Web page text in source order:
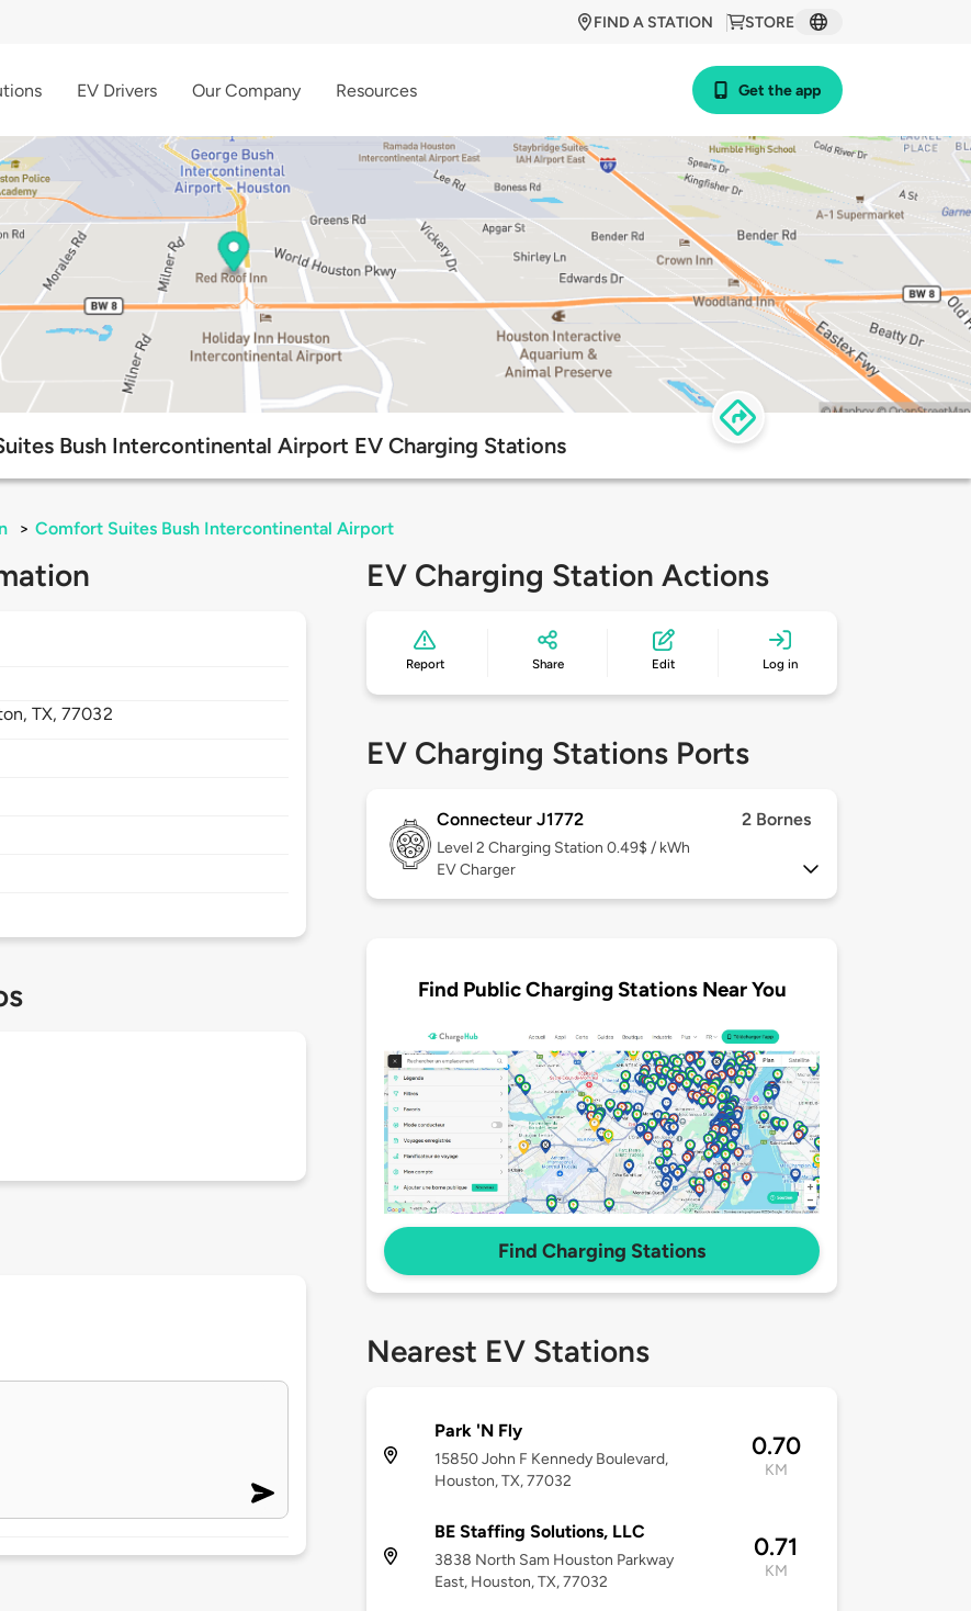
STORE
FIND A STATION
EV Drivers Our Company Resources Get the app
Bush Intercontinental Airport EV Charging Stations
> Comfort Suites Bush Intercontinental Airport
TX,77032
EV Charging Station Actions
Report Share Edit Log in
EV Charging Stations Ports
Connecteur J1772 2 Bornes
Level 2 Charging Station 0.49$ / kWh
EV Charger
Find Public Charging Stations Near You
Find Charging Stations
Nearest EV Stations
Park 'N Fly
15850 John F Kennedy Boulevard,
Houston, TX, 77032
0.70
KM
BE Staffing Solutions, LLC
3838 North Sam Houston Parkway
East, Houston, TX, 77032
0.71
KM